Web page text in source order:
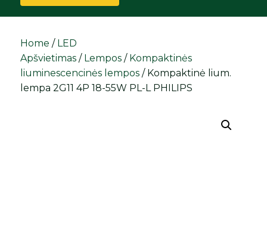
Home / LED
Apšvietimas / Lempos / Kompaktinės
liuminescencinės lempos / Kompaktinė lium.
lempa 2G11 4P 18-55W PL-L PHILIPS